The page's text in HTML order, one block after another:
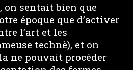
on sentait bien que
époque que d’activer
l’art et les
technè), et on
ne pouvait procéder